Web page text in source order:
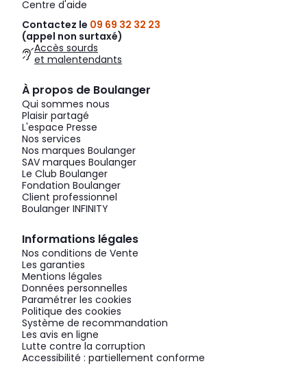
Centre d'aide
Contactez le 09 69 32 32 23
(appel non surtaxé)
Accès sourds
et malentendants
À propos de Boulanger
Qui sommes nous
Plaisir partagé
L'espace Presse
Nos services
Nos marques Boulanger
SAV marques Boulanger
Le Club Boulanger
Fondation Boulanger
Client professionnel
Boulanger INFINITY
Informations légales
Nos conditions de Vente
Les garanties
Mentions légales
Données personnelles
Paramétrer les cookies
Politique des cookies
Système de recommandation
Les avis en ligne
Lutte contre la corruption
Accessibilité : partiellement conforme